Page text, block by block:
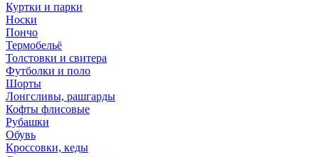
Куртки и парки
Носки
Пончо
Термобельё
Толстовки и свитера
Футболки и поло
Шорты
Лонгсливы, рашгарды
Кофты флисовые
Рубашки
Обувь
Кроссовки, кеды